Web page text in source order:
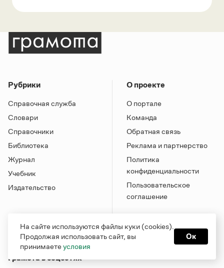
Рубрики
Справочная служба
Словари
Справочники
Библиотека
Журнал
Учебник
Издательство
О проекте
О портале
Команда
Обратная связь
Реклама и партнерство
Политика
конфиденциальности
Пользовательское
соглашение
Грамота в соцсетях
На сайте используются файлы куки (cookies).
Продолжая использовать сайт, вы
принимаетеусловия
Ок